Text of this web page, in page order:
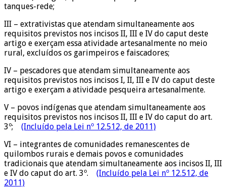
tanques-rede;
III – extrativistas que atendam simultaneamente aos
requisitos previstos nos incisos II, III e IV do caput deste
artigo e exerçam essa atividade artesanalmente no meio
rural, excluídos os garimpeiros e faiscadores;
IV – pescadores que atendam simultaneamente aos
requisitos previstos nos incisos I, II, III e IV do caput deste
artigo e exerçam a atividade pesqueira artesanalmente.
V – povos indígenas que atendam simultaneamente aos
requisitos previstos nos incisos II, III e IV do caput do art.
3º; (Incluído pela Lei nº 12.512, de 2011)
VI – integrantes de comunidades remanescentes de
quilombos rurais e demais povos e comunidades
tradicionais que atendam simultaneamente aos incisos II, III
e IV do caput do art. 3º. (Incluído pela Lei nº 12.512, de
2011)